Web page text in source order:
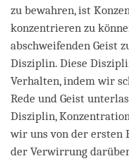
zu bewahren, ist
konzentrieren zu
abschweifenden Geist
Disziplin. Diese
Verhalten, indem wir
Rede und Geist
Disziplin,
wir uns von der ersten
der Verwirrung